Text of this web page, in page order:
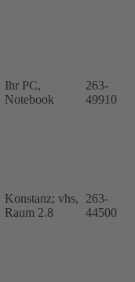
Ihr PC,
Notebook
263-
49910
Konstanz; vhs,
Raum 2.8
263-
44500